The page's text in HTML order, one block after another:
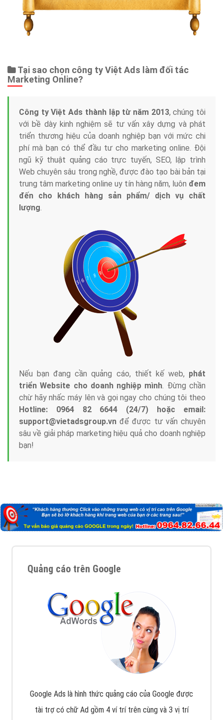
Tại sao chọn công ty Việt Ads làm đối tác
Marketing Online?
Công ty Việt Ads thành lập từ năm 2013, chúng tôi
với bề dày kinh nghiệm sẽ tư vấn xây dựng và phát
triển thương hiệu của doanh nghiệp bạn với mức chi
phí mà bạn có thể đầu tư cho marketing online. Đội
ngũ kỹ thuật quảng cáo trực tuyến, SEO, lập trình
Web chuyên sâu trong nghề, được đào tạo bài bản tại
trung tâm marketing online uy tín hàng năm, luôn đem
đến cho khách hàng sản phẩm/ dịch vụ chất
lượng.
Nếu bạn đang cần quảng cáo, thiết kế web, phát
triển Website cho doanh nghiệp mình. Đừng chần
chừ hãy nhấc máy lên và gọi ngay cho chúng tôi theo
Hotline: 0964 82 6644 (24/7) hoặc email:
support@vietadsgroup.vn để được tư vấn chuyên
sâu về giải pháp marketing hiệu quả cho doanh nghiệp
bạn!
Quảng cáo trên Google
Google Ads là hình thức quảng cáo của Google được
tài trợ có chữ Ad gồm 4 ví trí trên cùng và 3 vị trí